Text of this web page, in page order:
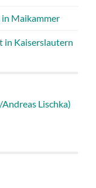
Maikammer
in Kaiserslautern